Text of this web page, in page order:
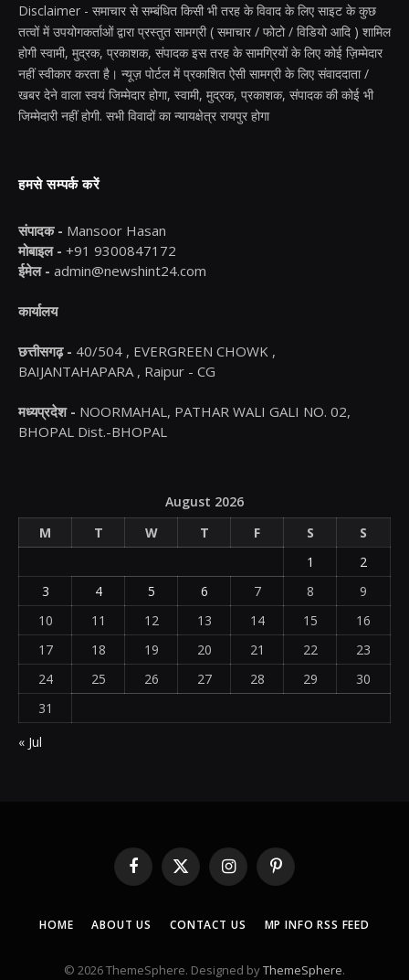
Disclaimer - समाचार से सम्बंधित किसी भी तरह के विवाद के लिए साइट के कुछ
तत्वों में उपयोगकर्ताओं द्वारा प्रस्तुत सामग्री ( समाचार / फोटो / विडियो आदि ) शामिल
होगी स्वामी, मुद्रक, प्रकाशक, संपादक इस तरह के सामग्रियों के लिए कोई ज़िम्मेदार
नहीं स्वीकार करता है। न्यूज़ पोर्टल में प्रकाशित ऐसी सामग्री के लिए संवाददाता /
खबर देने वाला स्वयं जिम्मेदार होगा, स्वामी, मुद्रक, प्रकाशक, संपादक की कोई भी
जिम्मेदारी नहीं होगी. सभी विवादों का न्यायक्षेत्र रायपुर होगा
हमसे सम्पर्क करें
संपादक - Mansoor Hasan
मोबाइल - +91 9300847172
ईमेल - admin@newshint24.com
कार्यालय
छत्तीसगढ़ - 40/504 , EVERGREEN CHOWK ,
BAIJANTAHAPARA , Raipur - CG
मध्यप्रदेश - NOORMAHAL, PATHAR WALI GALI NO. 02,
BHOPAL Dist.-BHOPAL
August 2026
M
T W T F S
S
1
2
3
4 5 6 7 8
9
10
11 12 13 14 15
16
17
18 19 20 21 22
23
24
25 26 27 28 29
30
31
« Jul
Facebook
X
(Twitter)
InstagramPinterest
HOME ABOUT US CONTACT US MP INFO RSS FEED
© 2026 ThemeSphere. Designed byThemeSphere.